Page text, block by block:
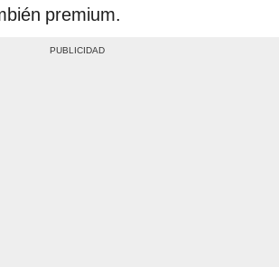
premium.